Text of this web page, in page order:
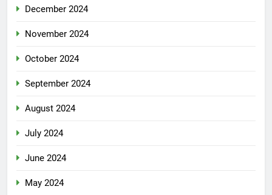
December 2024
November 2024
October 2024
September 2024
August 2024
July 2024
June 2024
May 2024